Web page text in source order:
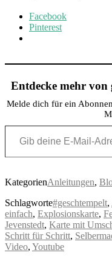
Facebook
Pinterest
Entdecke mehr von
Melde dich für ein
Gib deine E-Mail-Adresse ein ...
KategorienAnleitungen,
Schlagworte#geschtempelt,
einfach, Explosionskarte,
Jevenstedt, Karte mit
Schritt für Schritt,
Video, Youtube